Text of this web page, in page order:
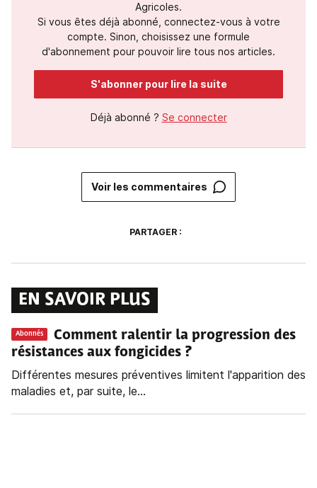
Agricoles.
Si vous êtes déjà abonné, connectez-vous à votre
compte. Sinon, choisissez une formule
d'abonnement pour pouvoir lire tous nos articles.
S'abonner pour lire la suite
Déjà abonné ? Se connecter
Voir les commentaires
PARTAGER :
EN SAVOIR PLUS
Abonnés
Comment ralentir la progression des
résistances aux fongicides ?
Différentes mesures préventives limitent l'apparition des
maladies et, par suite, le...